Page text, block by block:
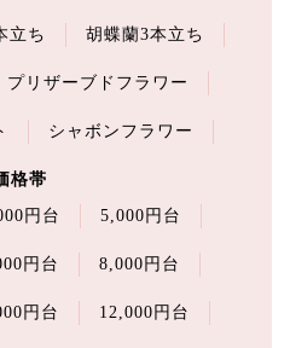
立ち 胡蝶蘭3本立ち
プリザーブドフラワー
シャボンフラワー
格帯
円台 5,000円台
円台 8,000円台
円台 12,000円台